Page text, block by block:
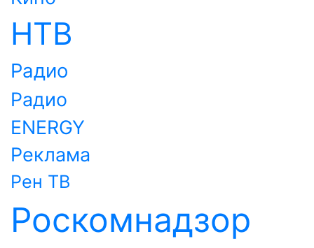
НТВ
Радио
Радио
ENERGY
Реклама
Рен ТВ
Роскомнадзор